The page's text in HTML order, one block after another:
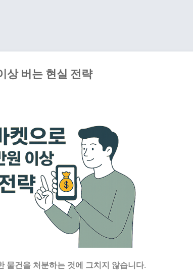
상 버는 현실 전략
물건을 처분하는 것에 그치지 않습니다.